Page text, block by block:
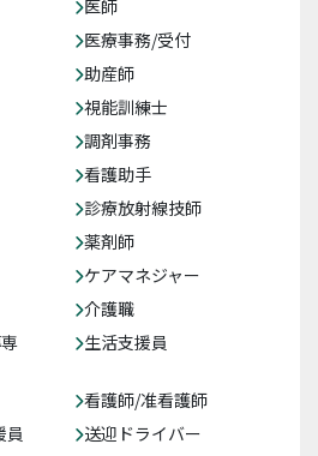
医師
医療事務/受付
助産師
視能訓練士
調剤事務
看護助手
診療放射線技師
薬剤師
ケアマネジャー
介護職
生活支援員
看護師/准看護師
員
送迎ドライバー